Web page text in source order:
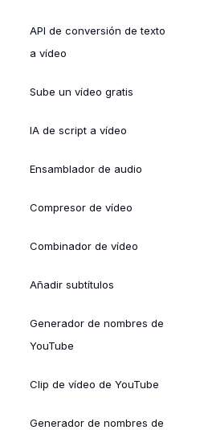
API de conversión de texto
a vídeo
Sube un vídeo gratis
IA de script a vídeo
Ensamblador de audio
Compresor de vídeo
Combinador de vídeo
Añadir subtítulos
Generador de nombres de
YouTube
Clip de vídeo de YouTube
Generador de nombres de